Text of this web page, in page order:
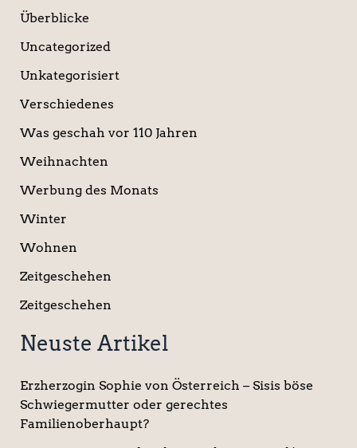
Überblicke
Uncategorized
Unkategorisiert
Verschiedenes
Was geschah vor 110 Jahren
Weihnachten
Werbung des Monats
Winter
Wohnen
Zeitgeschehen
Zeitgeschehen
Neuste Artikel
Erzherzogin Sophie von Österreich – Sisis böse
Schwiegermutter oder gerechtes
Familienoberhaupt?